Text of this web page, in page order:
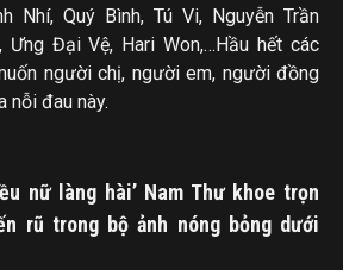
Nhí, Quý Bình, Tú Vi, Nguyễn Trần
Ưng Đại Vệ, Hari Won,…Hầu hết các
người chị, người em, người đồng
nỗi đau này.
nữ làng hài’ Nam Thư khoe trọn
rũ trong bộ ảnh nóng bỏng dưới